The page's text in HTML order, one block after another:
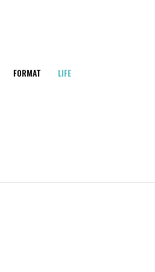
FORMAT LIFE